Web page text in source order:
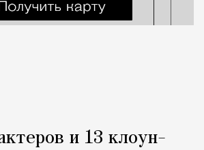
и 13 клоун-